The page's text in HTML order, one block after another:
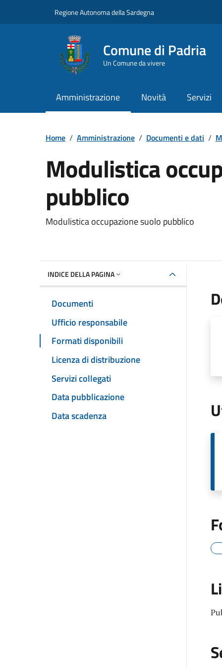
Regione Autonoma della Sardegna
Comune di Padria
Un Comune da vivere
Amministrazione Novità Servizi
Home / Amministrazione / Documenti e dati /
Modulistica
pubblico
Dettaglio del documento
Modulistica occupazione suolo pubblico
INDICE DELLA PAGINA
Documenti
Ufficio responsabile
Formati disponibili
Licenza di distribuzione
Servizi collegati
Data pubblicazione
Data scadenza